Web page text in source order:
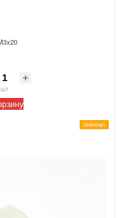
шт
Unknown